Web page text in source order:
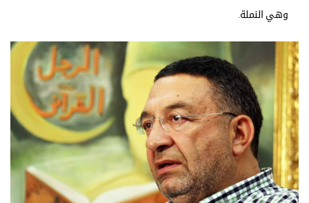
وهي النملة.